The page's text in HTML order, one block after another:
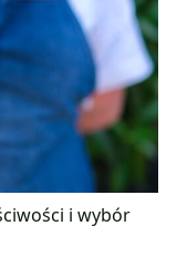
i wybór